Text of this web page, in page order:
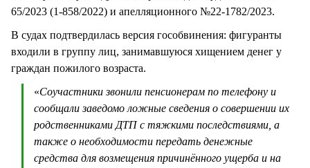
65/2023 (1-858/2022) и апелляционного №22-1782/2023.
В судах подтвердилась версия гособвинения: фигуранты
входили в группу лиц, занимавшуюся хищением денег у
граждан пожилого возраста.
«Соучастники звонили пенсионерам по телефону и
сообщали заведомо ложные сведения о совершении их
родственниками ДТП с тяжкими последствиями, а
также о необходимости передать денежные
средства для возмещения причинённого ущерба и на